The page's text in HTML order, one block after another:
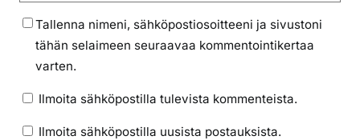
Tallenna nimeni, sähköpostiosoitteeni ja sivustoni
tähän selaimeen seuraavaa kommentointikertaa
varten.
Ilmoita sähköpostilla tulevista kommenteista.
Ilmoita sähköpostilla uusista postauksista.